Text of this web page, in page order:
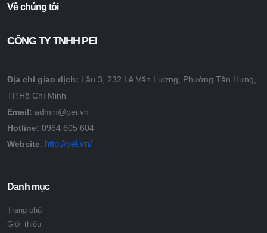
Về chúng tôi
CÔNG TY TNHH PEI
Địa chỉ giao dịch: Lầu 3, 232 Lê Văn Lương, Phường Tân Hưng,
TP.Hồ Chí Minh
Email: admin@pei.vn
Hotline: 0964 605 604
Website: http://pei.vn/
Danh mục
Trang chủ
Giới thiệu